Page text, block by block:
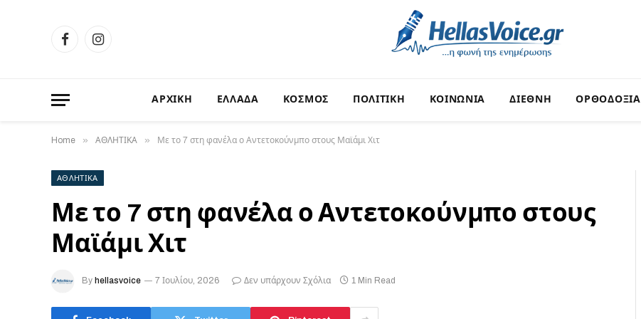
FacebookInstagram
ΑΡΧΙΚΗ ΕΛΛΑΔΑ ΚΟΣΜΟΣ ΠΟΛΙΤΙΚΗ ΚΟΙΝΩΝΙΑ ΔΙΕΘΝΗ ΟΡΘΟΔΟΞΙΑ
Home » ΑΘΛΗΤΙΚΑ » Με το 7 στη φανέλα ο Αντετοκούνμπο στους Μαϊάμι Χιτ
ΑΘΛΗΤΙΚΑ
Με το 7 στη φανέλα ο Αντετοκούνμπο στους
Μαϊάμι Χιτ
By hellasvoice 7 Ιουλίου, 2026 Δεν υπάρχουν Σχόλια 1 Min Read